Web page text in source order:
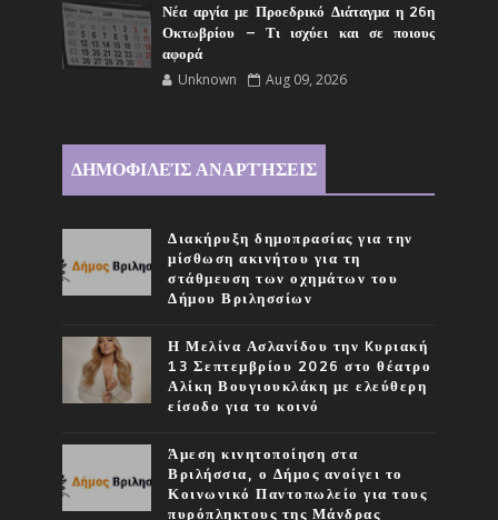
Νέα αργία με Προεδρικό Διάταγμα η 26η
Οκτωβρίου – Τι ισχύει και σε ποιους
αφορά
Unknown Aug 09, 2026
ΔΗΜΟΦΙΛΕΊΣ ΑΝΑΡΤΉΣΕΙΣ
Διακήρυξη δημοπρασίας για την
μίσθωση ακινήτου για τη
στάθμευση των οχημάτων του
Δήμου Βριλησσίων
Η Μελίνα Ασλανίδου την Kυριακή
13 Σεπτεμβρίου 2026 στο θέατρο
Αλίκη Βουγιουκλάκη με ελεύθερη
είσοδο για το κοινό
Άμεση κινητοποίηση στα
Βριλήσσια, ο Δήμος ανοίγει το
Κοινωνικό Παντοπωλείο για τους
πυρόπληκτους της Μάνδρας